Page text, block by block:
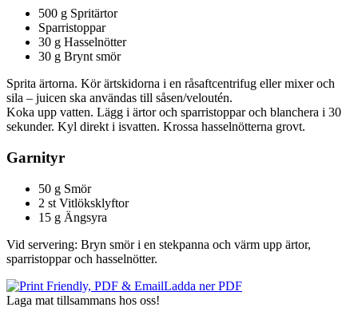
500 g Spritärtor
Sparristoppar
30 g Hasselnötter
30 g Brynt smör
Sprita ärtorna. Kör ärtskidorna i en råsaftcentrifug eller mixer och
sila – juicen ska användas till såsen/veloutén.
Koka upp vatten. Lägg i ärtor och sparristoppar och blanchera i 30
sekunder. Kyl direkt i isvatten. Krossa hasselnötterna grovt.
Garnityr
50 g Smör
2 st Vitlöksklyftor
15 g Ängsyra
Vid servering: Bryn smör i en stekpanna och värm upp ärtor,
sparristoppar och hasselnötter.
Ladda ner PDF
Laga mat tillsammans hos oss!